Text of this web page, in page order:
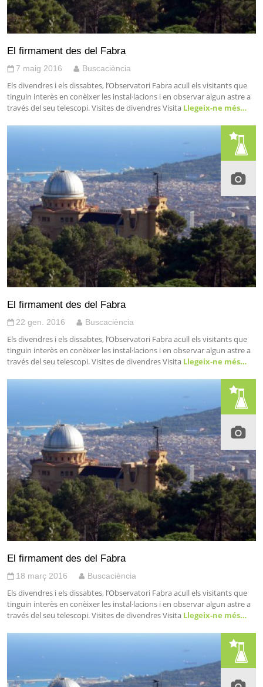
El firmament des del Fabra
7 maig 2016 Buscaciència
Els divendres i els dissabtes, l’Observatori Fabra acull els visitants que
tinguin interès en conèixer les instal·lacions i en observar algun astre a
través del seu telescopi. Visites de divendres Visita Llegeix-ne més…
El firmament des del Fabra
22 gen. 2016 Buscaciència
Els divendres i els dissabtes, l’Observatori Fabra acull els visitants que
tinguin interès en conèixer les instal·lacions i en observar algun astre a
través del seu telescopi. Visites de divendres Visita Llegeix-ne més…
El firmament des del Fabra
18 març 2016 Buscaciència
Els divendres i els dissabtes, l’Observatori Fabra acull els visitants que
tinguin interès en conèixer les instal·lacions i en observar algun astre a
través del seu telescopi. Visites de divendres Visita Llegeix-ne més…